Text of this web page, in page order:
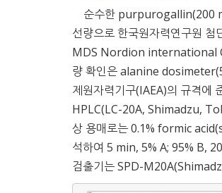
순수한 purpurogallin(200
선량으로 한국원자력연구원
MDS Nordion international
량 확인은 alanine
제원자력기구(IAEA)의 규격에
HPLC(LC-20A, Shimadzu,
상 용매로는 0.1% formic
석하여 5 min, 5% A; 95% B,
검출기는 SPD-